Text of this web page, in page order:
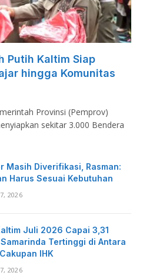
Putih Kaltim Siap
hingga Komunitas
Provinsi (Pemprov)
sekitar 3.000 Bendera
Masih Diverifikasi, Rasman:
Harus Sesuai Kebutuhan
2026
Juli 2026 Capai 3,31
Tertinggi di Antara
IHK
2026